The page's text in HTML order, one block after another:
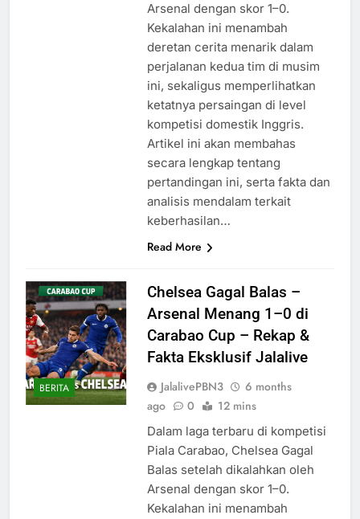
Arsenal dengan skor 1–0.
Kekalahan ini menambah
deretan cerita menarik dalam
perjalanan kedua tim di musim
ini, sekaligus memperlihatkan
ketatnya persaingan di level
kompetisi domestik Inggris.
Artikel ini akan membahas
secara lengkap tentang
pertandingan ini, serta fakta dan
analisis mendalam terkait
keberhasilan…
Read More
BERITA
Chelsea Gagal Balas –
Arsenal Menang 1–0 di
Carabao Cup – Rekap &
Fakta Eksklusif Jalalive
JalalivePBN3
6 months
ago
0 12 mins
Dalam laga terbaru di kompetisi
Piala Carabao, Chelsea Gagal
Balas setelah dikalahkan oleh
Arsenal dengan skor 1–0.
Kekalahan ini menambah